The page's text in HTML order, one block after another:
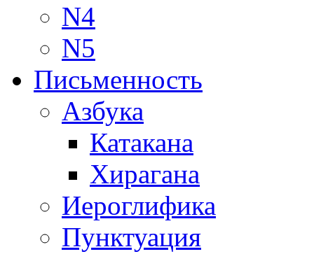
N4
N5
Письменность
Азбука
Катакана
Хирагана
Иероглифика
Пунктуация